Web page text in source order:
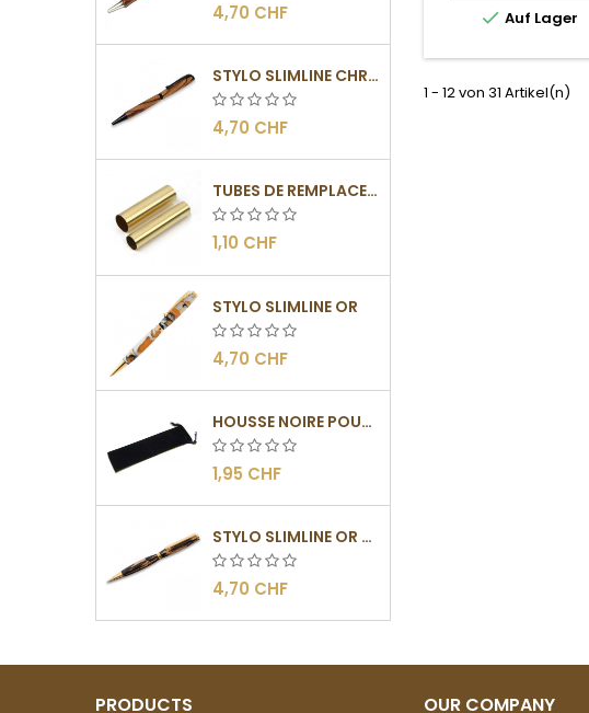
4,70 CHF
STYLO SLIMLINE CHROMÉ NOIR
4,70 CHF
TUBES DE REMPLACEMENT POUR MÉCANISMES SLIMLINE
1,10 CHF
STYLO SLIMLINE OR
4,70 CHF
HOUSSE NOIRE POUR STYLOS
1,95 CHF
STYLO SLIMLINE OR - BARRETTE PLATE
4,70 CHF
 Auf Lager
1 - 12 von 31 Artikel(n)
PRODUCTS OUR COMPANY